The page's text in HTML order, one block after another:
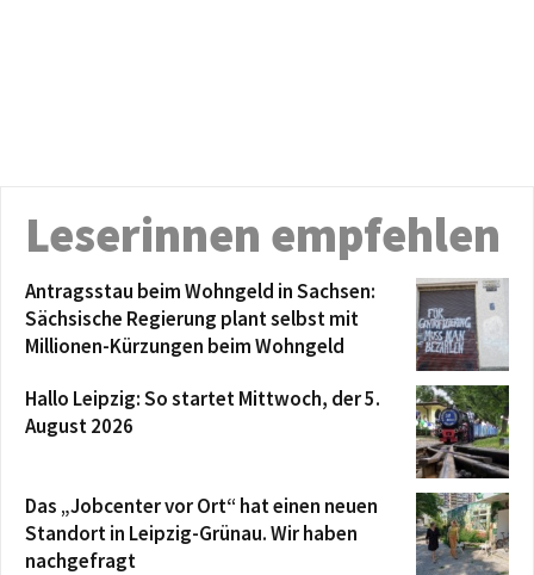
Leserinnen empfehlen
Antragsstau beim Wohngeld in Sachsen:
Sächsische Regierung plant selbst mit
Millionen-Kürzungen beim Wohngeld
Hallo Leipzig: So startet Mittwoch, der 5.
August 2026
Das „Jobcenter vor Ort“ hat einen neuen
Standort in Leipzig-Grünau. Wir haben
nachgefragt